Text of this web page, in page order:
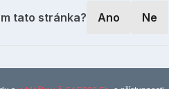
tato stránka? Ano Ne